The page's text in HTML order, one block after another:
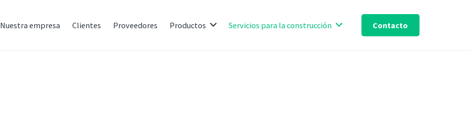
Nuestra empresa Clientes Proveedores Productos Servicios para la construcción Contacto